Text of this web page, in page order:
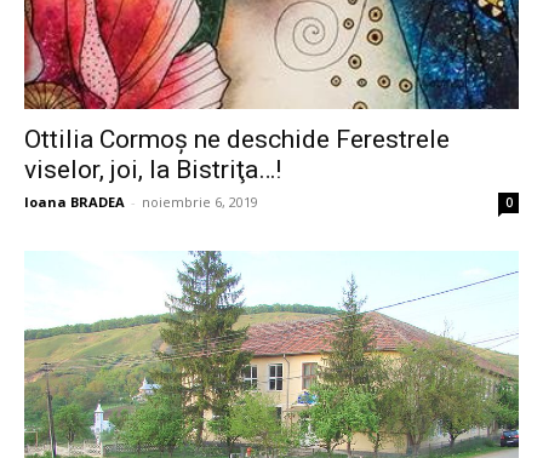
Ottilia Cormoş ne deschide Ferestrele
viselor, joi, la Bistriţa…!
Ioana BRADEA - noiembrie 6, 2019 0